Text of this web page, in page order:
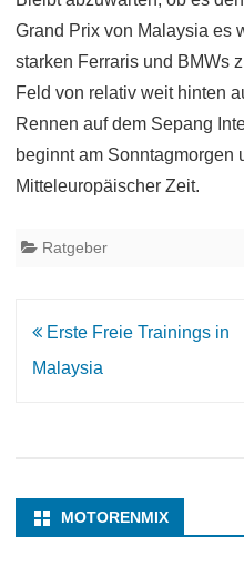
Grand Prix von Malaysia es
starken Ferraris und BMWs
Feld von relativ weit hinten
Rennen auf dem Sepang
beginnt am Sonntagmorgen
Mitteleuropäischer Zeit.
Ratgeber
Beitrags-
Navigation
Erste Freie Trainings in
Malaysia
MOTORENMIX